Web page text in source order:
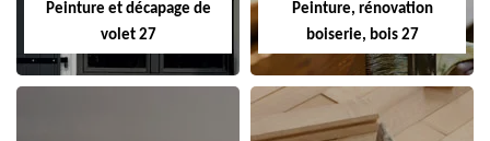
Peinture et décapage de
volet 27
Peinture, rénovation
boiserie, bois 27